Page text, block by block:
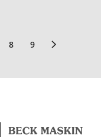
8 9